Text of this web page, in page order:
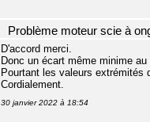
Problème moteur scie à
D'accord merci.
Donc un écart même minime
Pourtant les valeurs extrémités
Cordialement.
30 janvier 2022 à 18:54